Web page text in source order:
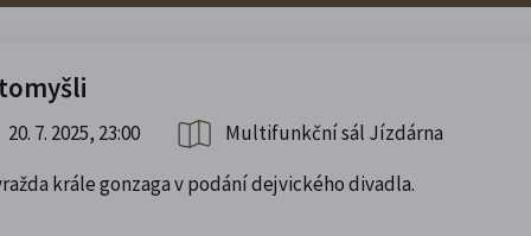
20. 7. 2025, 23:00
Multifunkční sál Jízdárna
krále gonzaga v podání dejvického divadla.